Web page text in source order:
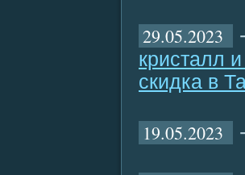
29.05.2023 -
кристалл
скидка в
19.05.2023 -